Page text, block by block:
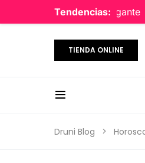
Tendencias:
perfume limpio y elegante
TIENDA ONLINE
Druni Blog